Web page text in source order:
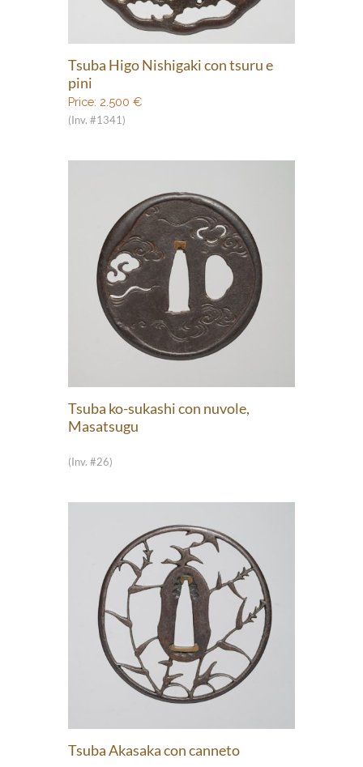
Tsuba Higo Nishigaki con tsuru e
pini
Price: 2.500 €
(Inv. #1341)
Tsuba ko-sukashi con nuvole,
Masatsugu
(Inv. #26)
Tsuba Akasaka con canneto